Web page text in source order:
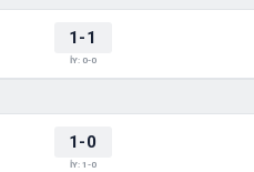
1-1
İY: 0-0
1-0
İY: 1-0